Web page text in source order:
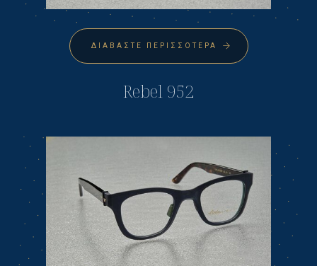
ΔΙΑΒΆΣΤΕ ΠΕΡΙΣΣΌΤΕΡΑ
Rebel 952